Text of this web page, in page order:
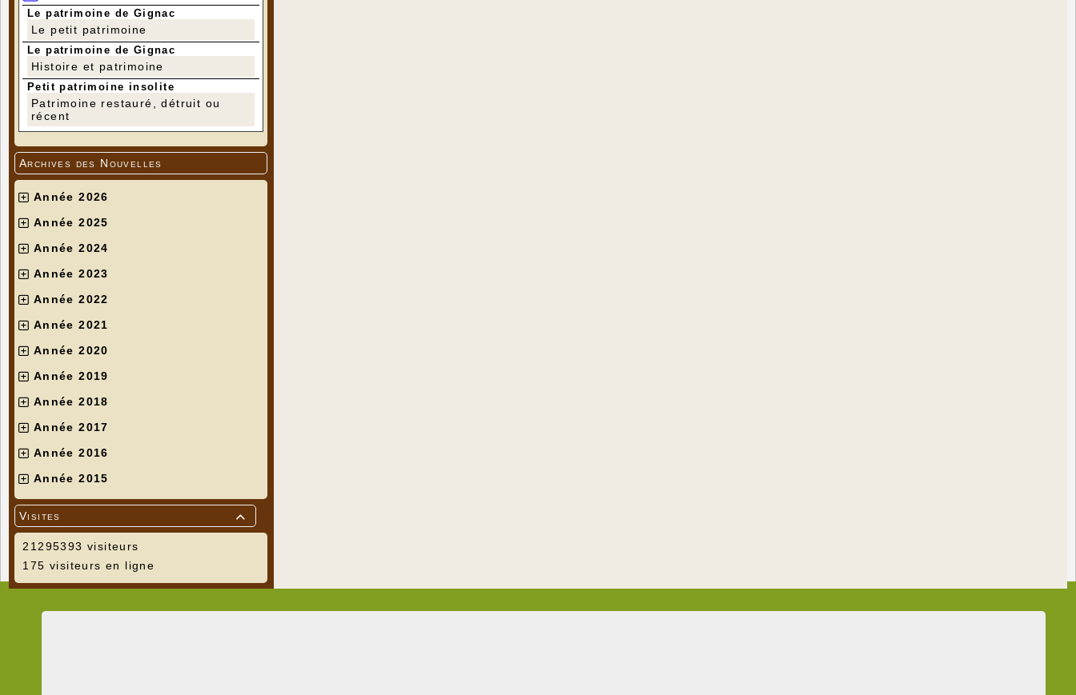
Le patrimoine de Gignac
Le petit patrimoine
Le patrimoine de Gignac
Histoire et patrimoine
Petit patrimoine insolite
Patrimoine restauré, détruit ou
récent
Archives des Nouvelles
Année 2026
Année 2025
Année 2024
Année 2023
Année 2022
Année 2021
Année 2020
Année 2019
Année 2018
Année 2017
Année 2016
Année 2015

Visites
21295393 visiteurs
175 visiteurs en ligne